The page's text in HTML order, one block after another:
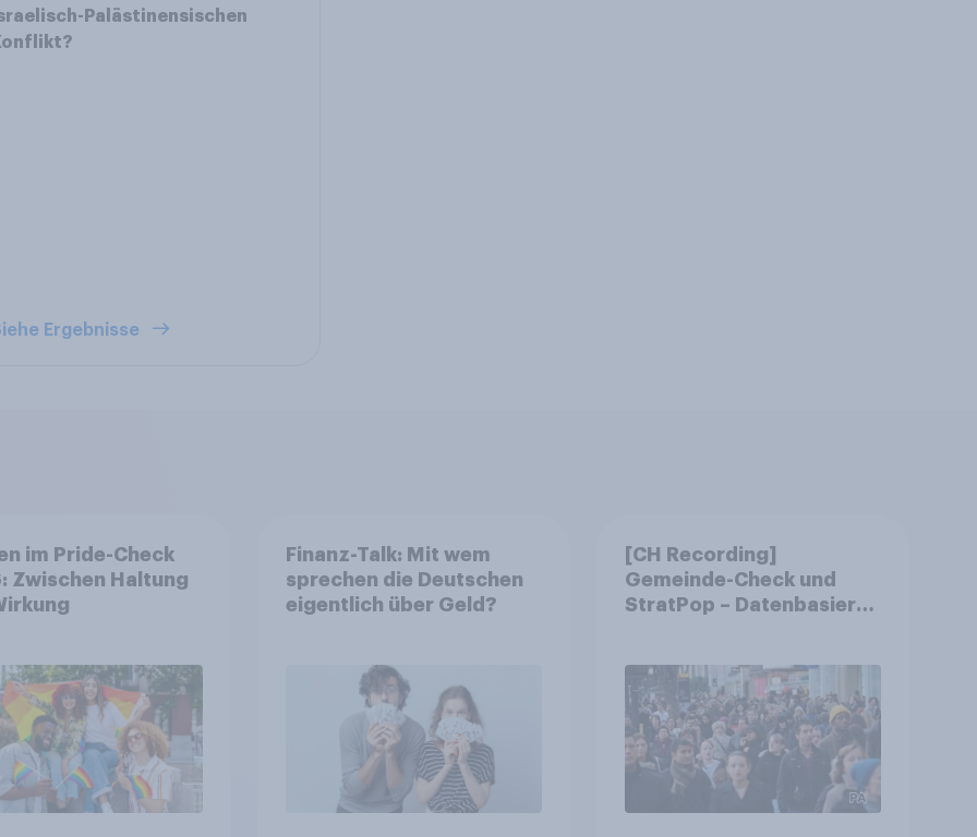
Palästinensischen
Ergebnisse
im Pride-Check
Zwischen Haltung
Finanz-Talk: Mit wem
sprechen die Deutschen
eigentlich über Geld?
[CH Recording]
Gemeinde-Check und
StratPop – Datenbasierte